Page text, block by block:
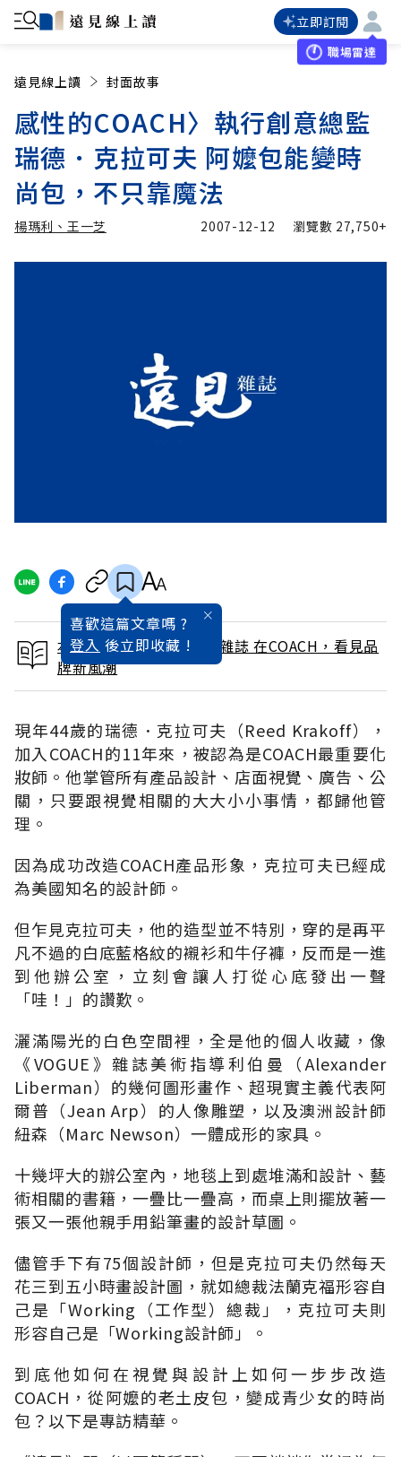
立即訂閱
職場雷達
遠見線上讀 封面故事
感性的COACH〉執行創意總監
瑞德．克拉可夫 阿嬤包能變時
尚包，不只靠魔法
楊瑪利、王一芝 2007-12-12 瀏覽數 27,750+
喜歡這篇文章嗎 ?
登入 後立即收藏 !
本文出自 2007 / 12月號雜誌 在COACH，看見品
牌新風潮
現年44歲的瑞德．克拉可夫（Reed Krakoff），
加入COACH的11年來，被認為是COACH最重要化
妝師。他掌管所有產品設計、店面視覺、廣告、公
關，只要跟視覺相關的大大小小事情，都歸他管
理。
因為成功改造COACH產品形象，克拉可夫已經成
為美國知名的設計師。
但乍見克拉可夫，他的造型並不特別，穿的是再平
凡不過的白底藍格紋的襯衫和牛仔褲，反而是一進
到他辦公室，立刻會讓人打從心底發出一聲
「哇！」的讚歎。
灑滿陽光的白色空間裡，全是他的個人收藏，像
《VOGUE》雜誌美術指導利伯曼（Alexander
Liberman）的幾何圖形畫作、超現實主義代表阿
爾普（Jean Arp）的人像雕塑，以及澳洲設計師
紐森（Marc Newson）一體成形的家具。
十幾坪大的辦公室內，地毯上到處堆滿和設計、藝
術相關的書籍，一疊比一疊高，而桌上則擺放著一
張又一張他親手用鉛筆畫的設計草圖。
儘管手下有75個設計師，但是克拉可夫仍然每天
花三到五小時畫設計圖，就如總裁法蘭克福形容自
己是「Working（工作型）總裁」，克拉可夫則
形容自己是「Working設計師」。
到底他如何在視覺與設計上如何一步步改造
COACH，從阿嬤的老土皮包，變成青少女的時尚
包？以下是專訪精華。